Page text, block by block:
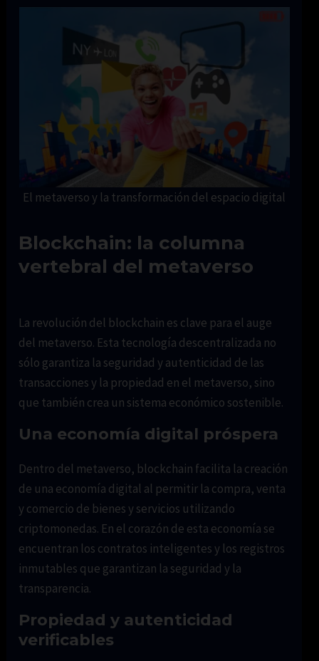
El metaverso y la transformación del espacio digital
Blockchain: la columna
vertebral del metaverso
La revolución del blockchain es clave para el auge
del metaverso. Esta tecnología descentralizada no
sólo garantiza la seguridad y autenticidad de las
transacciones y la propiedad en el metaverso, sino
que también crea un sistema económico sostenible.
Una economía digital próspera
Dentro del metaverso, blockchain facilita la creación
de una economía digital al permitir la compra, venta
y comercio de bienes y servicios utilizando
criptomonedas. En el corazón de esta economía se
encuentran los contratos inteligentes y los registros
inmutables que garantizan la seguridad y la
transparencia.
Propiedad y autenticidad
verificables